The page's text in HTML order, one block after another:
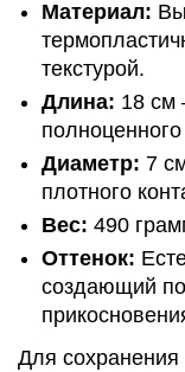
Материал:
текстурой.
Длина: 18 см
Диаметр: 7
плотного
Вес: 490
Оттенок:
создающий
Для сохранения